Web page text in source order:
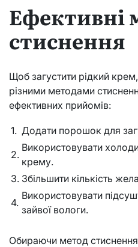
Ефективні
стиснення
Щоб загустити рідкий
різними методами
ефективних прийомів:
1. Додати порошок для
2.
Використовувати
крему.
3. Збільшити кількість
4.
Використовувати
зайвої вологи.
Обираючи метод